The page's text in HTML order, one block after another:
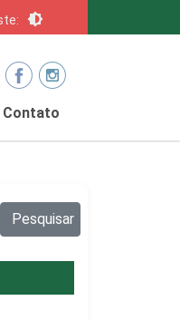
brightness_6
Contato
Pesquisar